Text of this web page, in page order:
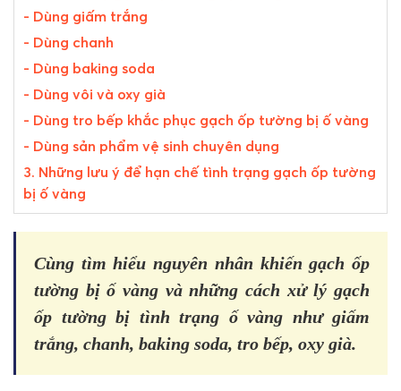
- Dùng giấm trắng
- Dùng chanh
- Dùng baking soda
- Dùng vôi và oxy già
- Dùng tro bếp khắc phục gạch ốp tường bị ố vàng
- Dùng sản phẩm vệ sinh chuyên dụng
3. Những lưu ý để hạn chế tình trạng gạch ốp tường
bị ố vàng
Cùng tìm hiểu nguyên nhân khiến gạch ốp
tường bị ố vàng và những cách xử lý gạch
ốp tường bị tình trạng ố vàng như giấm
trắng, chanh, baking soda, tro bếp, oxy già.